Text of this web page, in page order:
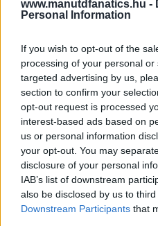
www.manutdfanatics.hu -
Personal Information
If you wish to opt-out of the
processing of your personal
targeted advertising by us,
section to confirm your
opt-out request is processed
interest-based ads based on
us or personal information
your opt-out. You may
disclosure of your personal
IAB’s list of downstream
also be disclosed by us to
Downstream Participants that
Meccs Center
Paris Saint-